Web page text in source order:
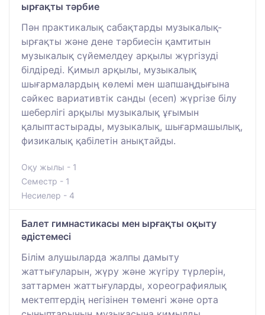
ырғақты тәрбие
Пән практикалық сабақтарды музыкалық-
ырғақты және дене тәрбиесін қамтитын
музыкалық сүйемелдеу арқылы жүргізуді
білдіреді. Қимыл арқылы, музыкалық
шығармалардың көлемі мен шапшаңдығына
сәйкес вариативтік санды (есеп) жүргізе білу
шеберлігі арқылы музыкалық ұғымын
қалыптастырады, музыкалық, шығармашылық,
физикалық қабілетін анықтайды.
Оқу жылы - 1
Семестр - 1
Несиелер - 4
Балет гимнастикасы мен ырғақты оқыту
әдістемесі
Білім алушыларда жалпы дамыту
жаттығуларын, жүру және жүгіру түрлерін,
заттармен жаттығуларды, хореографиялық
мектептердің негізінен төменгі және орта